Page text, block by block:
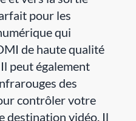
pour les
qui
de haute qualité
peut également
des
contrôler votre
destination vidéo. Il